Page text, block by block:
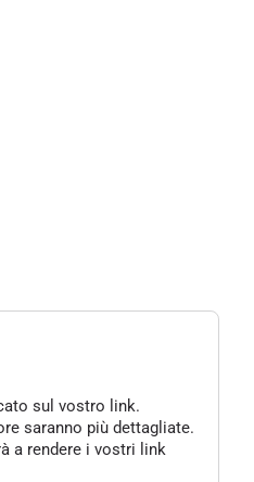
sul vostro link.
saranno più dettagliate.
a rendere i vostri link